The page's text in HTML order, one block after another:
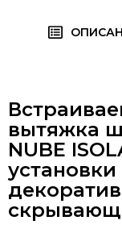
вытяжка
NUBE